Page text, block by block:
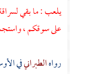
يلعب : ما بقي
على سوقكم ،
رواهالطبرانيفي